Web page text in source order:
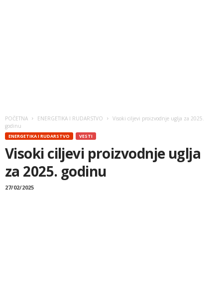
POČETNA ENERGETIKA I RUDARSTVO
Visoki ciljevi proizvodnje uglja za 2025.
godinu
ENERGETIKA I RUDARSTVO VESTI
Visoki ciljevi proizvodnje uglja
za 2025. godinu
27/02/2025